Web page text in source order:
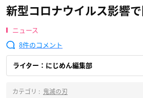
新型コロナウイルス影響
ニュース
8
ライター：にじめん編集部
カテゴリ : 鬼滅の刃